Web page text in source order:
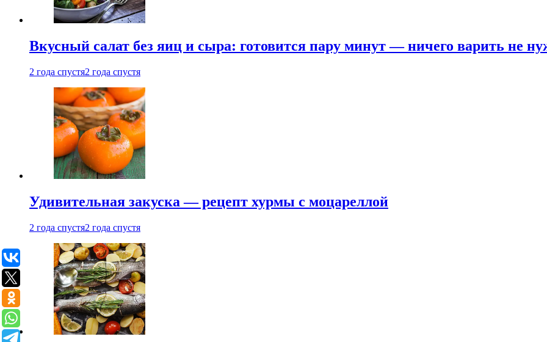
Вкусный салат без яиц и сыра: готовится пару минут — ничего варить не
2 года спустя2 года спустя
Удивительная закуска — рецепт хурмы с моцареллой
2 года спустя2 года спустя